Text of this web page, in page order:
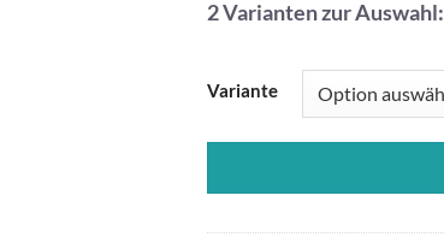
2 Varianten zur Auswahl:
Variante